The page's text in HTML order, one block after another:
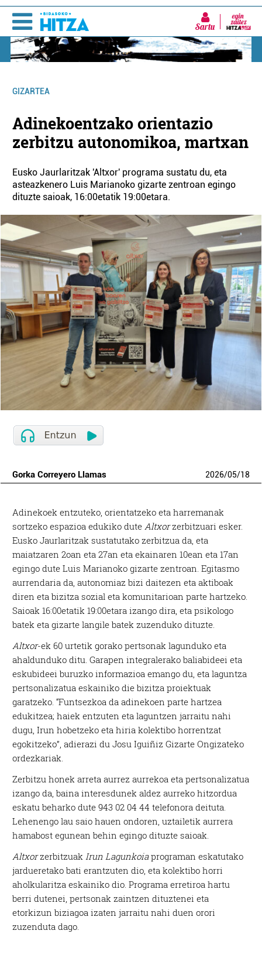
Sartu
GIZARTEA
Adinekoentzako orientazio
zerbitzu autonomikoa, martxan
Eusko Jaurlaritzak 'Altxor' programa sustatu du, eta
asteazkenero Luis Marianoko gizarte zentroan egingo
dituzte saioak, 16:00etatik 19:00etara.
Gorka Correyero Llamas 2026/05/18
Adinekoek entzuteko, orientatzeko eta harremanak
sortzeko espazioa edukiko dute Altxorzerbitzuari esker.
Eusko Jaurlaritzak sustatutako zerbitzua da, eta
maiatzaren 2oan eta 27an eta ekainaren 10ean eta 17an
egingo dute Luis Marianoko gizarte zentroan. Egitasmo
aurrendaria da, autonomiaz bizi daitezen eta aktiboak
diren eta bizitza sozial eta komunitarioan parte hartzeko.
Saioak 16:00etatik 19:00etara izango dira, eta psikologo
batek eta gizarte langile batek zuzenduko dituzte.
Altxor-ek 60 urtetik gorako pertsonak lagunduko eta
ahaldunduko ditu. Garapen integralerako baliabideei eta
eskubideei buruzko informazioa emango du, eta laguntza
pertsonalizatua eskainiko die bizitza proiektuak
garatzeko. “Funtsezkoa da adinekoen parte hartzea
edukitzea; haiek entzuten eta laguntzen jarraitu nahi
dugu, Irun hobetzeko eta hiria kolektibo horrentzat
egokitzeko”, adierazi du Josu Iguiñiz Gizarte Ongizateko
ordezkariak.
Zerbitzu honek arreta aurrez aurrekoa eta pertsonalizatua
izango da, baina interesdunek aldez aurreko hitzordua
eskatu beharko dute 943 02 04 44 telefonora deituta.
Lehenengo lau saio hauen ondoren, uztailetik aurrera
hamabost egunean behin egingo dituzte saioak.
Altxorzerbitzuak Irun Lagunkoiaprograman eskatutako
jardueretako bati erantzuten dio, eta kolektibo horri
aholkularitza eskainiko dio. Programa erretiroa hartu
berri dutenei, pertsonak zaintzen dituztenei eta
etorkizun biziagoa izaten jarraitu nahi duen orori
zuzenduta dago.